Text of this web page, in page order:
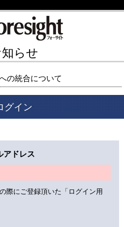
らせ
の統合について
グイン
アドレス
際にご登録頂いた「ログイン用